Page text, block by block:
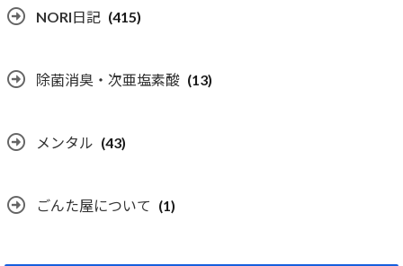
NORI日記 (415)
除菌消臭・次亜塩素酸 (13)
メンタル (43)
ごんた屋について (1)